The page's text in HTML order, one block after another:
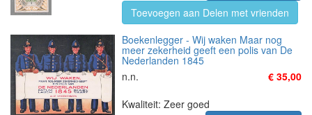
Toevoegen aan Delen met vrienden
Boekenlegger - Wij waken Maar nog
meer zekerheid geeft een polis van De
Nederlanden 1845
n.n.
€ 35,00
Kwaliteit: Zeer goed